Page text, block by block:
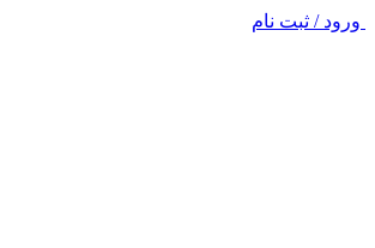
ورود / ثبت نام